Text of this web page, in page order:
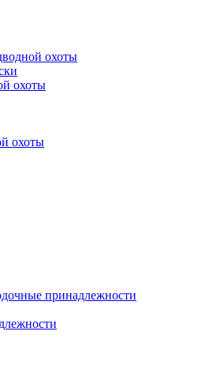
охоты
охоты
охоты
принадлежности